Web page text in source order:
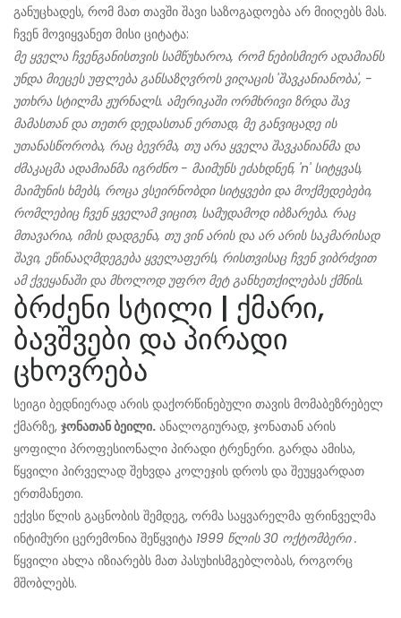
განუცხადეს, რომ მათ თავში შავი საზოგადოება არ მიიღებს მას.
ჩვენ მოვიყვანეთ მისი ციტატა:
მე ყველა ჩვენგანისთვის სამწუხაროა, რომ ნებისმიერ ადამიანს
უნდა მიეცეს უფლება განსაზღვროს ვიღაცის 'შავკანიანობა', -
უთხრა სტილმა ჟურნალს. ამერიკაში ორმხრივი ზრდა შავ
მამასთან და თეთრ დედასთან ერთად, მე განვიცადე ის
უთანასწორობა, რაც ბევრმა, თუ არა ყველა შავკანიანმა და
ძმაკაცმა ადამიანმა იგრძნო - მაიმუნს ეძახდნენ, 'n' სიტყვას,
მაიმუნის ხმებს, როცა ვსეირნობდი სიტყვები და მოქმედებები,
რომლებიც ჩვენ ყველამ ვიცით, სამუდამოდ იბზარება. რაც
მთავარია, იმის დადგენა, თუ ვინ არის და არ არის საკმარისად
შავი, ეწინააღმდეგება ყველაფერს, რისთვისაც ჩვენ ვიბრძვით
ამ ქვეყანაში და მხოლოდ უფრო მეტ განხეთქილებას ქმნის.
ბრძენი სტილი | ქმარი,
ბავშვები და პირადი
ცხოვრება
სეიგი ბედნიერად არის დაქორწინებული თავის მომაბეზრებელ
ქმარზე, ჯონათან ბეილი. ანალოგიურად, ჯონათან არის
ყოფილი პროფესიონალი პირადი ტრენერი. გარდა ამისა,
წყვილი პირველად შეხვდა კოლეჯის დროს და შეუყვარდათ
ერთმანეთი.
ექვსი წლის გაცნობის შემდეგ, ორმა საყვარელმა ფრინველმა
ინტიმური ცერემონია შეწყვიტა 1999 წლის 30 ოქტომბერი .
წყვილი ახლა იზიარებს მათ პასუხისმგებლობას, როგორც
მშობლებს.